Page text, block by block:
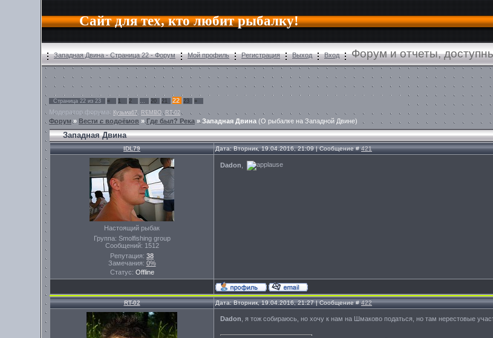
Сайт для тех, кто любит рыбалку!
Западная Двина - Страница 22 - Форум Мой профиль Регистрация Выход Вход Форум и отчеты,
Страница 22 из 23 « 1 2 … 20 21 22 23 »
Модератор форума: Кузьма67 REMBO , RT-02
Форум» Вести с водоёмов »Где был? Река »Западная Двина (О рыбалке на Западной Двине)
Западная Двина
IDL79 Дата: Вторник, 19.04.2016, 21:09 | Сообщение #421
Настоящий рыбак
Группа: Smolfishing group
Сообщений: 1512
Репутация: 38
Замечания: 0%
Статус: Offline
Dadon
RT-02 Дата: Вторник, 19.04.2016, 21:27 | Сообщение #422
Dadon , я тож собираюсь, но хочу к нам на Шмаково податься, но там нерестовые